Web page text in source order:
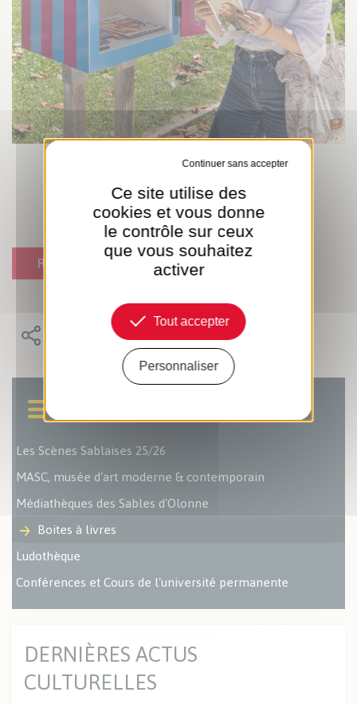
RETOUR
PARTAGER CET ARTICLE
Les Scènes Sablaises 25/26
MASC, musée d'art moderne & contemporain
Médiathèques des Sables d'Olonne
Boites à livres
Ludothèque
Conférences et Cours de l'université permanente
DERNIÈRES ACTUS
CULTURELLES
Ce site utilise des
cookies et vous donne
le contrôle sur ceux
que vous souhaitez
activer
Tout accepter
Tout refuser
Personnaliser